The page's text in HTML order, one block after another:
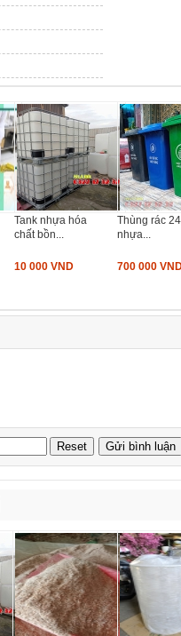
Tank nhựa hóa
chất bồn...
10 000 VND
Thùng rác
nhựa...
700 000